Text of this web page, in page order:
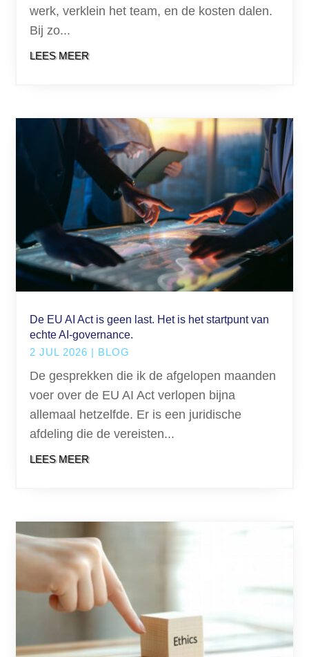
werk, verklein het team, en de kosten dalen.
Bij zo...
LEES MEER
De EU AI Act is geen last. Het is het startpunt van
echte AI-governance.
2 JUL 2026 | BLOG
De gesprekken die ik de afgelopen maanden
voer over de EU AI Act verlopen bijna
allemaal hetzelfde. Er is een juridische
afdeling die de vereisten...
LEES MEER